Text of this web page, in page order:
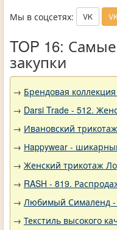
Мы в соцсетях: VK
TOP 16:
закупки
→ Брендовая
→ Darsi Trade - 512.
→ Ивановский
→ Нappywear -
→ Женский трикотаж
→ RASH - 819.
→ Любимый Сималенд -
→ Текстиль высокого